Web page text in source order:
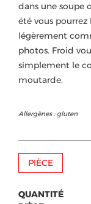
dans une soupe
été vous
légèrement
photos. Froid
simplement le
moutarde.
Allergènes : gluten
PIÈCE
QUANTITÉ